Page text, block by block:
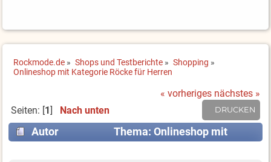
Rockmode.de » Shops und Testberichte » Shopping »
Onlineshop mit Kategorie Röcke für Herren
« vorheriges nächstes »
DRUCKEN
Seiten: [1] Nach unten
Autor
Thema: Onlineshop mit